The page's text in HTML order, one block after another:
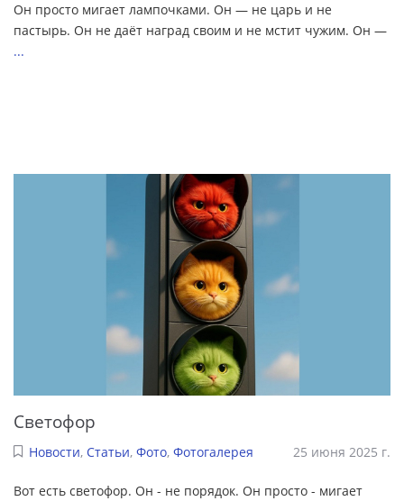
Он просто мигает лампочками. Он — не царь и не
пастырь. Он не даёт наград своим и не мстит чужим. Он —
...
Светофор
Новости, Статьи, Фото, Фотогалерея 25 июня 2025 г.
Вот есть светофор. Он - не порядок. Он просто - мигает